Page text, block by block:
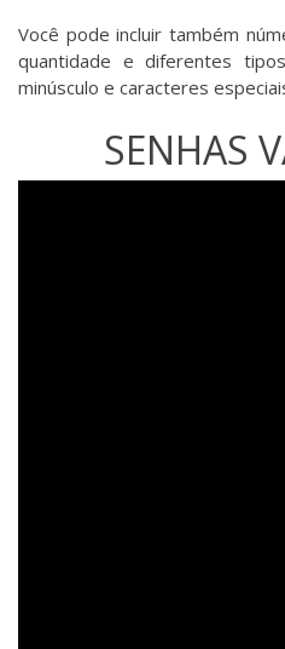
Você pode incluir também
quantidade e diferentes
minúsculo e caracteres
SENHAS